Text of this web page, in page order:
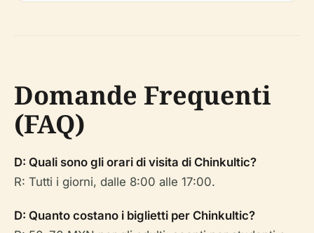
Domande Frequenti
(FAQ)
D: Quali sono gli orari di visita di Chinkultic?
R: Tutti i giorni, dalle 8:00 alle 17:00.
D: Quanto costano i biglietti per Chinkultic?